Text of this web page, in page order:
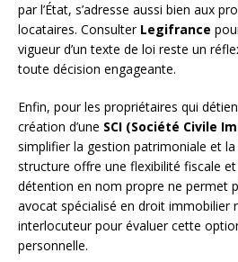
par l’État, s’adresse aussi bien aux
locataires. Consulter Legifrance
vigueur d’un texte de loi reste un
toute décision engageante.
Enfin, pour les propriétaires qui
création d’une SCI (Société Civile
simplifier la gestion patrimoniale et
structure offre une flexibilité fiscale
détention en nom propre ne permet
avocat spécialisé en droit immobilier
interlocuteur pour évaluer cette
personnelle.